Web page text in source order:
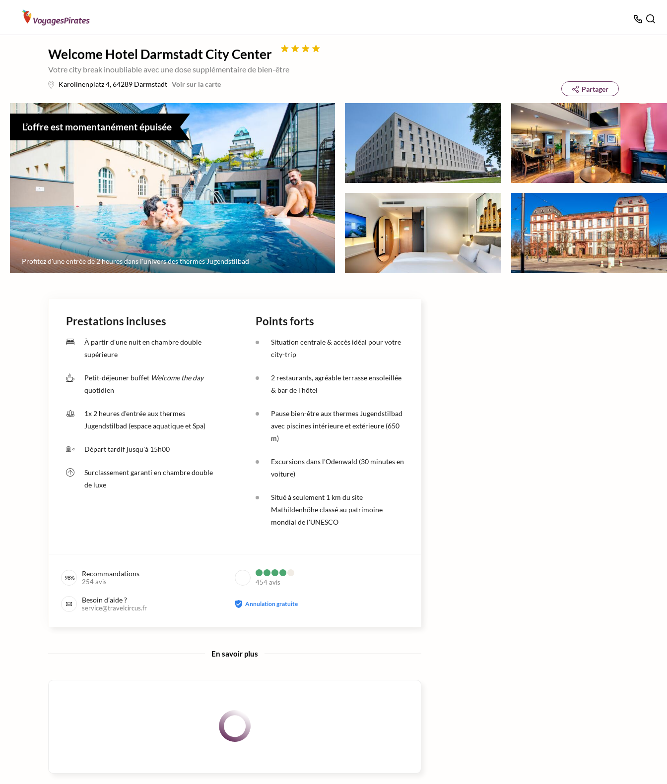
Welcome Hotel Darmstadt City Center
Votre city break inoubliable avec une dose supplémentaire de bien-être
Karolinenplatz 4,64289 Darmstadt Voir sur la carte
Partager
L’offre est momentanément épuisée
Profitez d'une entrée de 2 heures dans l'univers des thermes Jugendstilbad
Prestations incluses
À partir d'une nuit en chambre double
supérieure
Petit-déjeuner buffet Welcome the day
quotidien
1x 2 heures d'entrée aux thermes
Jugendstilbad (espace aquatique et Spa)
Départ tardif jusqu'à 15h00
Surclassement garanti en chambre double
de luxe
Points forts
Situation centrale & accès idéal pour votre
city-trip
2 restaurants, agréable terrasse ensoleillée
& bar de l'hôtel
Pause bien-être aux thermes Jugendstilbad
avec piscines intérieure et extérieure (650
m)
Excursions dans l'Odenwald (30 minutes en
voiture)
Situé à seulement 1 km du site
Mathildenhöhe classé au patrimoine
mondial de l'UNESCO
98% Recommandations
254avis 454avis
Besoin d’aide ?
service@travelcircus.fr
Annulation gratuite
En savoir plus